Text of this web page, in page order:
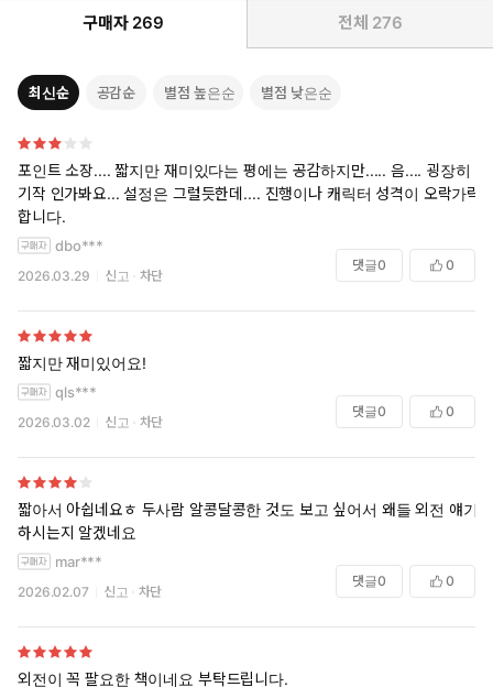
구매자 269 전체 276
최신순 공감순 별점 높은순 별점 낮은순
포인트 소장.... 짧지만 재미있다는 평에는 공감하지만..... 음.... 굉장히 초
기작 인가봐요... 설정은 그럴듯한데.... 진행이나 캐릭터 성격이 오락가락
합니다.
dbo***
2026.03.29 신고 차단
댓글0 0
짧지만 재미있어요!
qls***
2026.03.02 신고 차단
댓글0 0
짧아서 아쉽네요ㅎ 두사람 알콩달콩한 것도 보고 싶어서 왜들 외전 얘기
하시는지 알겠네요
mar***
2026.02.07 신고 차단
댓글0 0
외전이 꼭 팔요한 책이네요 부탁드립니다.